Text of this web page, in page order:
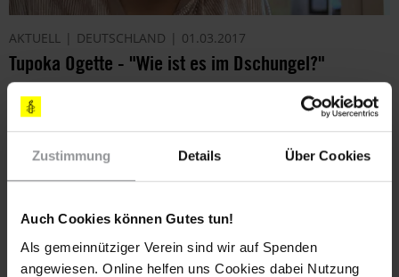
Zustimmung Details Über Cookies
Auch Cookies können Gutes tun!
Als gemeinnütziger Verein sind wir auf Spenden
angewiesen. Online helfen uns Cookies dabei Nutzung
AKTUELL DEUTSCHLAND 01.03.2017
Tupoka Ogette - "Wie ist es im Dschungel?"
Die Anti-Diskriminierungs-Expertin Tupoka Ogette aus Berlin
hat uns von ihren rassistischen Erfahrungen in Deutschland